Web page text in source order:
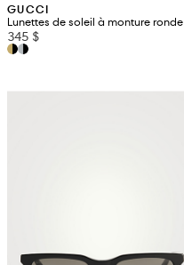
GUCCI
Lunettes de soleil à monture ronde
345 $